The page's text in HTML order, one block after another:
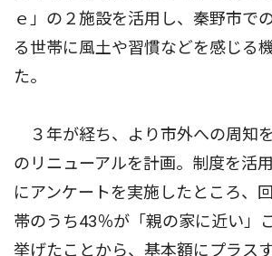
ｅ」の２施設を活用し、秦野市で
る世帯に風土や習慣などを感じる
た。
３年が経ち、より市外への周知
のリニューアルを計画。制度を活
にアンケートを実施したところ、
帯のうち43％が「親の家に近い」
挙げたことから、基本額にプラス